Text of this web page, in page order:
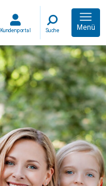
Kundenportal Suche Menü